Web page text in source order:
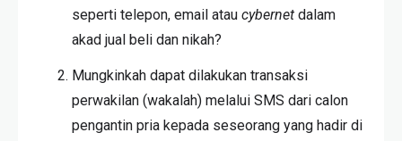
seperti telepon, email atau cybernet dalam
akad jual beli dan nikah?
Mungkinkah dapat dilakukan transaksi
perwakilan (wakalah) melalui SMS dari calon
pengantin pria kepada seseorang yang hadir di